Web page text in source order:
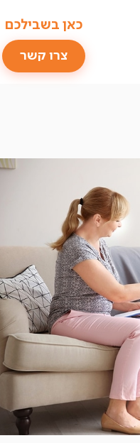
צרו קשר
כאן בשבילכם